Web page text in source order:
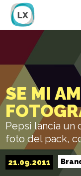
SE MI
Pepsi lancia un
foto del pack,
21.09.2011